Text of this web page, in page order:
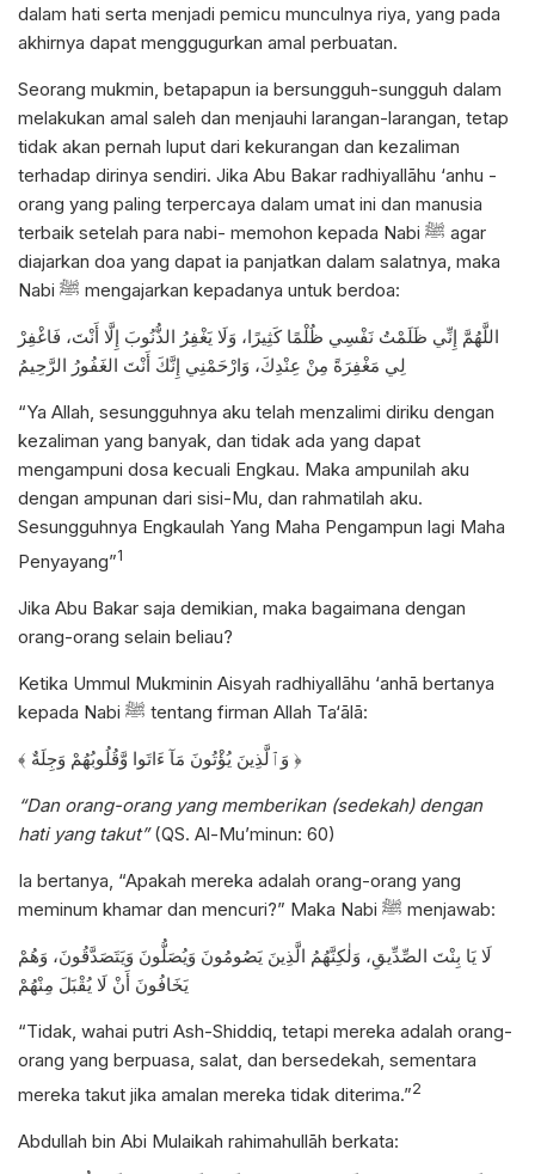
dalam hati serta menjadi pemicu munculnya riya, yang pada
akhirnya dapat menggugurkan amal perbuatan.
Seorang mukmin, betapapun ia bersungguh-sungguh dalam
melakukan amal saleh dan menjauhi larangan-larangan, tetap
tidak akan pernah luput dari kekurangan dan kezaliman
terhadap dirinya sendiri. Jika Abu Bakar radhiyallāhu ‘anhu -
orang yang paling terpercaya dalam umat ini dan manusia
terbaik setelah para nabi- memohon kepada Nabi ﷺ agar
diajarkan doa yang dapat ia panjatkan dalam salatnya, maka
Nabi ﷺ mengajarkan kepadanya untuk berdoa:
اللَّهُمَّ إِنِّي ظَلَمْتُ نَفْسِي ظُلْمًا كَثِيرًا، وَلَا يَغْفِرُ الذُّنُوبَ إِلَّا أَنْتَ، فَاغْفِرْ
لِي مَغْفِرَةً مِنْ عِنْدِكَ، وَارْحَمْنِي إِنَّكَ أَنْتَ الغَفُورُ الرَّحِيمُ
“Ya Allah, sesungguhnya aku telah menzalimi diriku dengan
kezaliman yang banyak, dan tidak ada yang dapat
mengampuni dosa kecuali Engkau. Maka ampunilah aku
dengan ampunan dari sisi-Mu, dan rahmatilah aku.
Sesungguhnya Engkaulah Yang Maha Pengampun lagi Maha
Penyayang”1
Jika Abu Bakar saja demikian, maka bagaimana dengan
orang-orang selain beliau?
Ketika Ummul Mukminin Aisyah radhiyallāhu ‘anhā bertanya
kepada Nabi ﷺ tentang firman Allah Ta‘ālā:
﴾ وَٱلَّذِينَ يُؤْتُونَ مَآ ءَاتَوا وَّقُلُوبُهُمْ وَجِلَةٌ ﴿
“Dan orang-orang yang memberikan (sedekah) dengan
hati yang takut”(QS. Al-Mu’minun: 60)
Ia bertanya, “Apakah mereka adalah orang-orang yang
meminum khamar dan mencuri?” Maka Nabi ﷺ menjawab:
لَا يَا بِنْتَ الصِّدِّيقِ، وَلٰكِنَّهُمُ الَّذِينَ يَصُومُونَ وَيُصَلُّونَ وَيَتَصَدَّقُونَ، وَهُمْ
يَخَافُونَ أَنْ لَا يُقْبَلَ مِنْهُمْ
“Tidak, wahai putri Ash-Shiddiq, tetapi mereka adalah orang-
orang yang berpuasa, salat, dan bersedekah, sementara
mereka takut jika amalan mereka tidak diterima.”2
Abdullah bin Abi Mulaikah rahimahullāh berkata: